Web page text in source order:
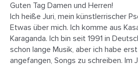
Guten Tag Damen und Herren!
Ich heiße Juri, mein künstlerrischer
Etwas über mich. Ich komme aus
Karaganda. Ich bin seit 1991 in
schon lange Musik, aber ich habe
angefangen, Songs zu schreiben. Im